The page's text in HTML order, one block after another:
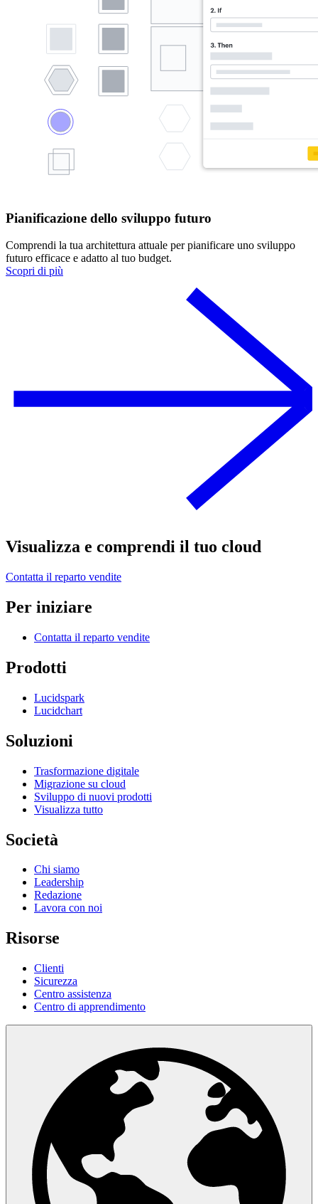
Pianificazione dello sviluppo futuro
Comprendi la tua architettura attuale per pianificare uno sviluppo
futuro efficace e adatto al tuo budget.
Scopri di più
Visualizza e comprendi il tuo cloud
Contatta il reparto vendite
Per iniziare
Contatta il reparto vendite
Prodotti
Lucidspark
Lucidchart
Soluzioni
Trasformazione digitale
Migrazione su cloud
Sviluppo di nuovi prodotti
Visualizza tutto
Società
Chi siamo
Leadership
Redazione
Lavora con noi
Risorse
Clienti
Sicurezza
Centro assistenza
Centro di apprendimento